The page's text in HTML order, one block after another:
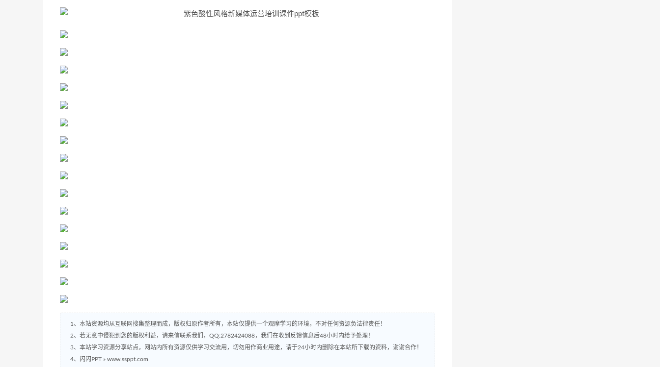
1、本站资源均从互联网搜集整理而成，版权归原作者所有，本站仅提供一个观摩学习的环境，不对任何资源负法律责任！
2、若无意中侵犯到您的版权利益，请来信联系我们，QQ:2782424088，我们在收到反馈信息后48小时内给予处理！
3、本站学习资源分享站点，网站内所有资源仅供学习交流用，切勿用作商业用途，请于24小时内删除在本站所下载的资料，谢谢合作！
4、闪闪PPT » www.ssppt.com